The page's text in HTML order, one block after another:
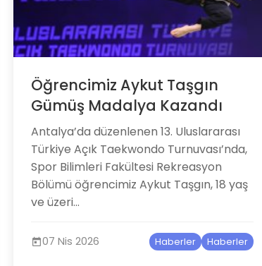
Öğrencimiz Aykut Taşgın
Gümüş Madalya Kazandı
Antalya’da düzenlenen 13. Uluslararası
Türkiye Açık Taekwondo Turnuvası’nda,
Spor Bilimleri Fakültesi Rekreasyon
Bölümü öğrencimiz Aykut Taşgın, 18 yaş
ve üzeri...
07 Nis 2026 Haberler Haberler